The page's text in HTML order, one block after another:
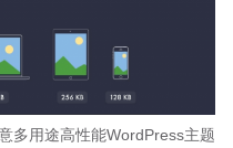
多用途高性能WordPress主题